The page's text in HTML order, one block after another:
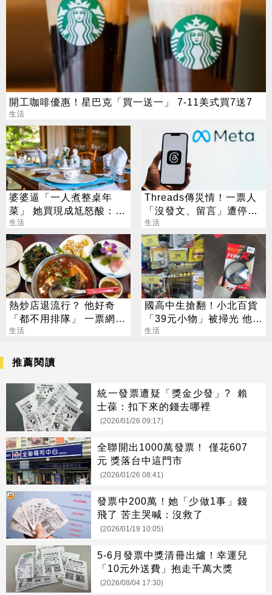
開工咖啡優惠！星巴克「買一送一」 7-11美式買7送7
生活
婆婆逼「一人煮整桌年
菜」 她買現成尪怒酸：娶
妳不是來偷懶
生活
Threads傳災情！一票人
「沒發文、留言」遭停權
網曝5步驟救帳號
生活
熱炒店退流行？ 他好奇
「都不用排隊」 一票網友
全說了
生活
國高中生搶翻！小北百貨
「39元小物」被掃光 他跑
3家買不到
生活
推薦閱讀
統一發票遭疑「獎金少發」? 賴
士葆：扣下來的錢去哪裡
(2026/01/26 09:17)
全聯開出1000萬發票！ 僅花607
元 獎落台中這門市
(2026/01/26 08:41)
發票中200萬！她「少做1事」錢
飛了 苦主哭喊：沒救了
(2026/01/19 10:05)
5-6月發票中獎清冊出爐！幸運兒
「10元外送費」抱走千萬大獎
(2026/08/04 17:30)